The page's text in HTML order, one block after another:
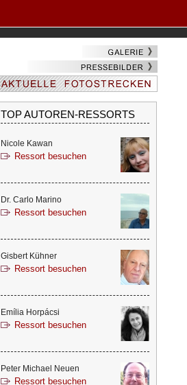
TOP AUTOREN-RESSORTS
Nicole Kawan
Ressort besuchen
Dr. Carlo Marino
Ressort besuchen
Gisbert Kühner
Ressort besuchen
Emília Horpácsi
Ressort besuchen
Peter Michael Neuen
Ressort besuchen